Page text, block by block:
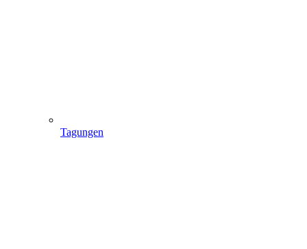
Tagungen